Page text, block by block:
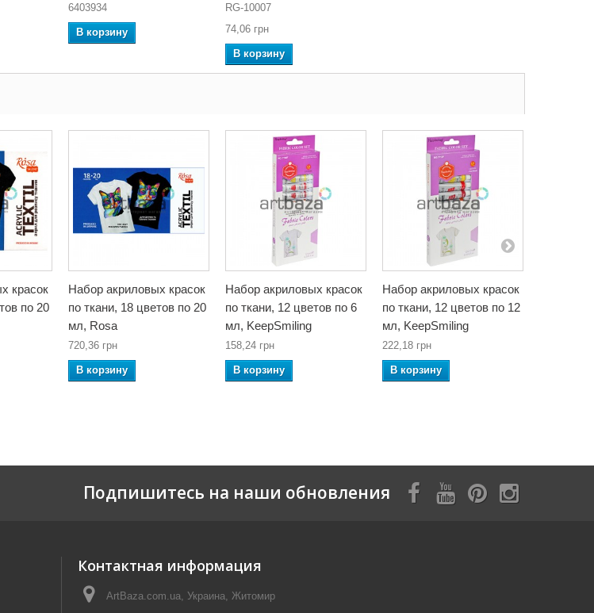
6403934
В корзину
RG-10007
74,06 грн
В корзину
красок
по 20
Набор акриловых красок
по ткани, 18 цветов по 20
мл, Rosa
720,36 грн
В корзину
Набор акриловых красок
по ткани, 12 цветов по 6
мл, KeepSmiling
158,24 грн
В корзину
Набор акриловых красок
по ткани, 12 цветов по 12
мл, KeepSmiling
222,18 грн
В корзину
Подпишитесь на наши обновления
Контактная информация
ArtBaza.com.ua, Украина, Житомир